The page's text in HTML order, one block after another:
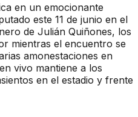
en un emocionante
este 11 de junio en el
de Julián Quiñones, los
mientras el encuentro se
amonestaciones en
vivo mantiene a los
en el estadio y frente